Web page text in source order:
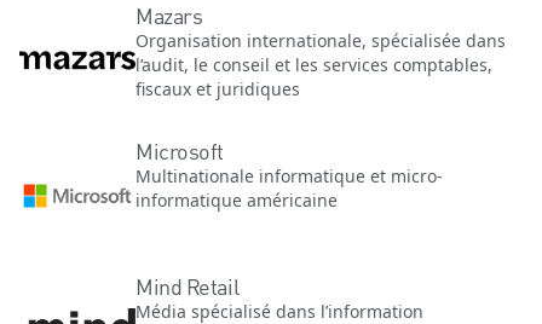
Mazars
Organisation internationale, spécialisée dans
l’audit, le conseil et les services comptables,
fiscaux et juridiques
Microsoft
Multinationale informatique et micro-
informatique américaine
Mind Retail
Média spécialisé dans l’information